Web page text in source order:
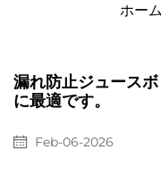
ホー
漏れ防止ジュース
に最適です。
Feb-06-2026